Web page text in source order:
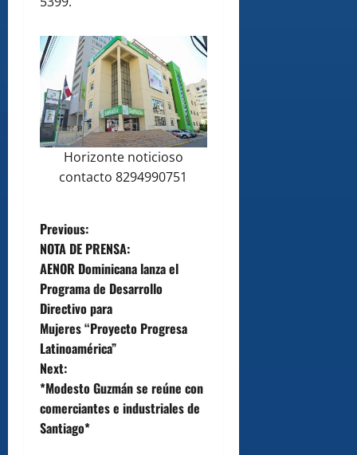
Horizonte noticioso
contacto 8294990751
P
o
s
t
n
a
v
Previous:
NOTA DE PRENSA:
AENOR Dominicana lanza el
Programa de Desarrollo
Directivo para
Mujeres “Proyecto Progresa
Latinoamérica”
Next:
*Modesto Guzmán se reúne con
comerciantes e industriales de
Santiago*